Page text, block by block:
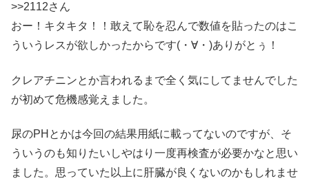
>>2112さん
おー！キタキタ！！敢えて恥を忍んで数値を貼ったのはこ
ういうレスが欲しかったからです(・∀・)ありがとぅ！
クレアチニンとか言われるまで全く気にしてませんでした
が初めて危機感覚えました。
尿のPHとかは今回の結果用紙に載ってないのですが、そ
ういうのも知りたいしやはり一度再検査が必要かなと思い
ました。思っていた以上に肝臓が良くないのかもしれませ